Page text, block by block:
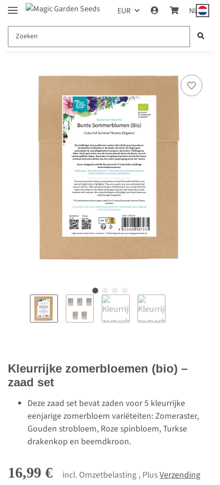
EUR NL
Kleurrijke zomerbloemen (bio) –
zaad set
Deze zaad set bevat zaden voor 5 kleurrijke
eenjarige zomerbloem variëteiten: Zomeraster,
Gouden strobloem, Roze spinbloem, Turkse
drakenkop en beemdkroon.
16,99 € incl. Omzetbelasting , PlusVerzending